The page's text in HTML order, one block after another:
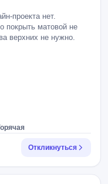
проекта нет.
покрыть матовой не
верхних не нужно.
Откликнуться